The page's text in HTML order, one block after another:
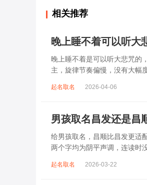
相关推荐
晚上睡不着可以听大
晚上睡不着是可以听大悲咒的
主，旋律节奏偏慢，没有大幅
起名取名 2026-04-06
男孩取名昌发还是昌
给男孩取名，昌顺比昌发更适
两个字均为阴平声调，连读时
起名取名 2026-03-22